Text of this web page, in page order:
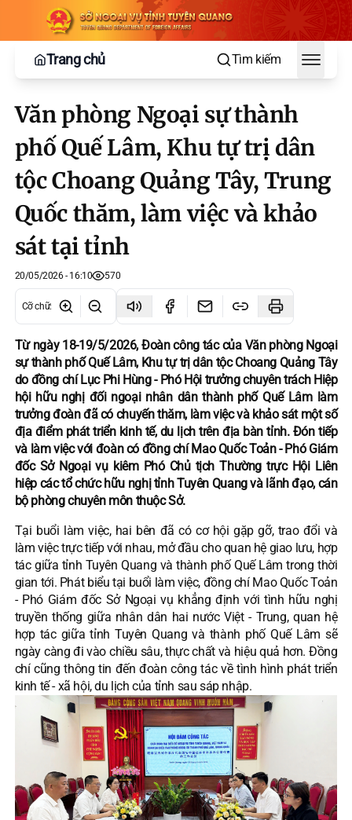
Trang chủ Tìm kiếm
Toggle
Văn phòng Ngoại sự thành
phố Quế Lâm, Khu tự trị dân
tộc Choang Quảng Tây, Trung
Quốc thăm, làm việc và khảo
sát tại tỉnh
20/05/2026 - 16:10 570
Cỡ chữ:
Từ ngày 18-19/5/2026, Đoàn công tác của Văn phòng Ngoại
sự thành phố Quế Lâm, Khu tự trị dân tộc Choang Quảng Tây
do đồng chí Lục Phi Hùng - Phó Hội trưởng chuyên trách Hiệp
hội hữu nghị đối ngoại nhân dân thành phố Quế Lâm làm
trưởng đoàn đã có chuyến thăm, làm việc và khảo sát một số
địa điểm phát triển kinh tế, du lịch trên địa bàn tỉnh. Đón tiếp
và làm việc với đoàn có đồng chí Mao Quốc Toản - Phó Giám
đốc Sở Ngoại vụ kiêm Phó Chủ tịch Thường trực Hội Liên
hiệp các tổ chức hữu nghị tỉnh Tuyên Quang và lãnh đạo, cán
bộ phòng chuyên môn thuộc Sở.
Tại buổi làm việc, hai bên đã có cơ hội gặp gỡ, trao đổi và
làm việc trực tiếp với nhau, mở đầu cho quan hệ giao lưu, hợp
tác giữa tỉnh Tuyên Quang và thành phố Quế Lâm trong thời
gian tới. Phát biểu tại buổi làm việc, đồng chí Mao Quốc Toản
- Phó Giám đốc Sở Ngoại vụ khẳng định với tình hữu nghị
truyền thống giữa nhân dân hai nước Việt - Trung, quan hệ
hợp tác giữa tỉnh Tuyên Quang và thành phố Quế Lâm sẽ
ngày càng đi vào chiều sâu, thực chất và hiệu quả hơn. Đồng
chí cũng thông tin đến đoàn công tác về tình hình phát triển
kinh tế - xã hội, du lịch của tỉnh sau sáp nhập.